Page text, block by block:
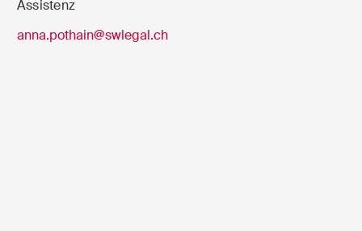
Assistenz
anna.pothain@swlegal.ch